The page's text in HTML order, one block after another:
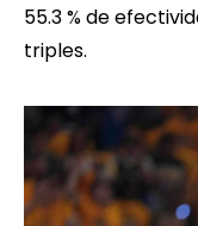
55.3 % de
triples.